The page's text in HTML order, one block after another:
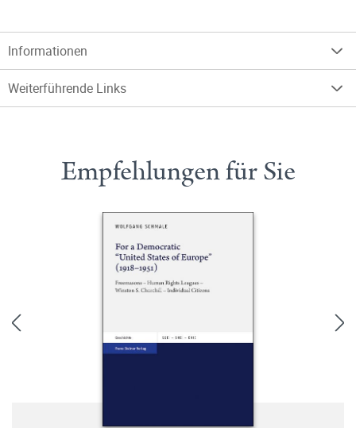
Informationen
Weiterführende Links
Empfehlungen für Sie